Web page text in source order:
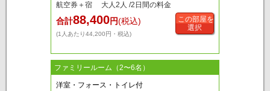
航空券＋宿 大人2人 /2日間の料金
合計88,400円(税込)
(1人あたり44,200円・税込)
この部屋を
選択
ファミリールーム（2〜6名）
洋室・フォース・トイレ付